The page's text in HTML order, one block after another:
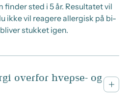
finder sted i 5 år. Resultatetvil
ikke vil reagereallergisk på bi-
bliver stukket igen.
overfor hvepse- og